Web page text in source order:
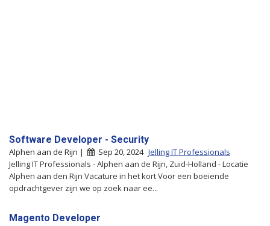
Software Developer - Security
Alphen aan de Rijn | Sep 20, 2024 Jelling IT Professionals
Jelling IT Professionals - Alphen aan de Rijn, Zuid-Holland - Locatie
Alphen aan den Rijn Vacature in het kort Voor een boeiende
opdrachtgever zijn we op zoek naar ee...
Magento Developer